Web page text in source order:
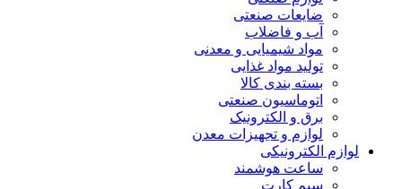
ضایعات صنعتی
آب و فاضلاب
مواد شیمیایی و معدنی
تولید مواد غذایی
بسته بندی کالا
اتوماسیون صنعتی
برق و الکترونیک
لوازم و تجهیزات معدن
لوازم الکترونیکی
ساعت هوشمند
سیم کارت